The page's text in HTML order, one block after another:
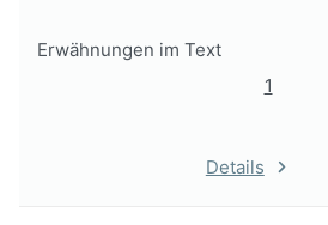
Erwähnungen im Text
1
Details